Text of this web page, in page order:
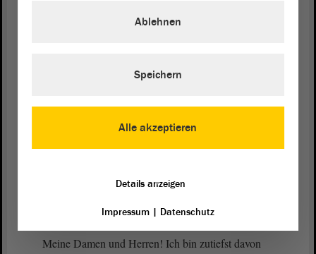
die Beteiligungsrechte nicht erweitert und wird eine
Aber vor allem: Welche Finanzen hinterlassen wir
offenbart das Fatale, wenn man sich nicht auf einen
klaren Kurs mit festen Prioritäten einigt. Alles
und 1,5 Milliarden € Corona-Sondervermögen
künftige Handlungsspielräume beeinflussen?
Meine Damen und Herren! Ich bin zutiefst davon
Alle akzeptieren
Ablehnen
Speichern
Details anzeigen
Impressum| Datenschutz